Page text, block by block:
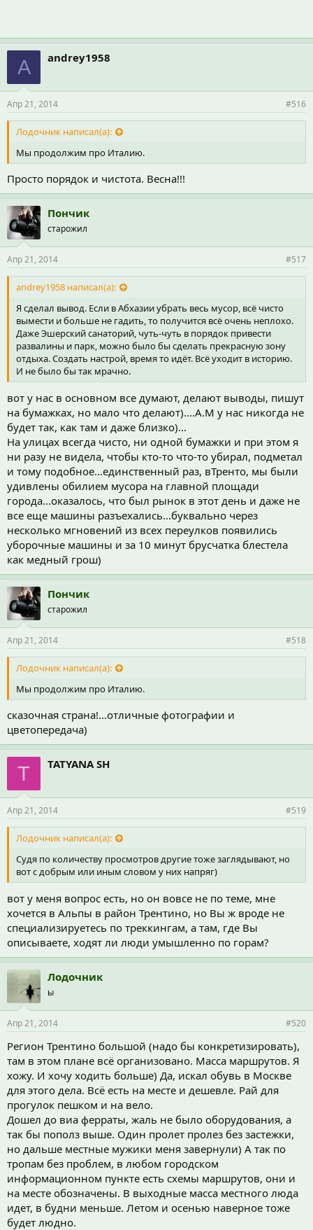
A andrey1958
Апр 21, 2014 #516
Лодочник написал(а):
Мы продолжим про Италию.
Просто порядок и чистота. Весна!!!
Пончик
старожил
Апр 21, 2014 #517
andrey1958 написал(а):
Я сделал вывод. Если в Абхазии убрать весь мусор, всё чисто
вымести и больше не гадить, то получится всё очень неплохо.
Даже Эшерский санаторий, чуть-чуть в порядок привести
развалины и парк, можно было бы сделать прекрасную зону
отдыха. Создать настрой, время то идёт. Всё уходит в историю.
И не было бы так мрачно.
вот у нас в основном все думают, делают выводы, пишут
на бумажках, но мало что делают)....А.М у нас никогда не
будет так, как там и даже близко)...
На улицах всегда чисто, ни одной бумажки и при этом я
ни разу не видела, чтобы кто-то что-то убирал, подметал
и тому подобное...единственный раз, вТренто, мы были
удивлены обилием мусора на главной площади
города...оказалось, что был рынок в этот день и даже не
все еще машины разъехались...буквально через
несколько мгновений из всех переулков появились
уборочные машины и за 10 минут брусчатка блестела
как медный грош)
Пончик
старожил
Апр 21, 2014 #518
Лодочник написал(а):
Мы продолжим про Италию.
сказочная страна!...отличные фотографии и
цветопередача)
T TATYANA SH
Апр 21, 2014 #519
Лодочник написал(а):
Судя по количеству просмотров другие тоже заглядывают, но
вот с добрым или иным словом у них напряг)
вот у меня вопрос есть, но он вовсе не по теме, мне
хочется в Альпы в район Трентино, но Вы ж вроде не
специализируетесь по треккингам, а там, где Вы
описываете, ходят ли люди умышленно по горам?
Лодочник
ы
Апр 21, 2014 #520
Регион Трентино большой (надо бы конкретизировать),
там в этом плане всё организовано. Масса маршрутов. Я
хожу. И хочу ходить больше) Да, искал обувь в Москве
для этого дела. Всё есть на месте и дешевле. Рай для
прогулок пешком и на вело.
Дошел до виа ферраты, жаль не было оборудования, а
так бы пополз выше. Один пролет пролез без застежки,
но дальше местные мужики меня завернули) А так по
тропам без проблем, в любом городском
информационном пункте есть схемы маршрутов, они и
на месте обозначены. В выходные масса местного люда
идет, в будни меньше. Летом и осенью наверное тоже
будет людно.